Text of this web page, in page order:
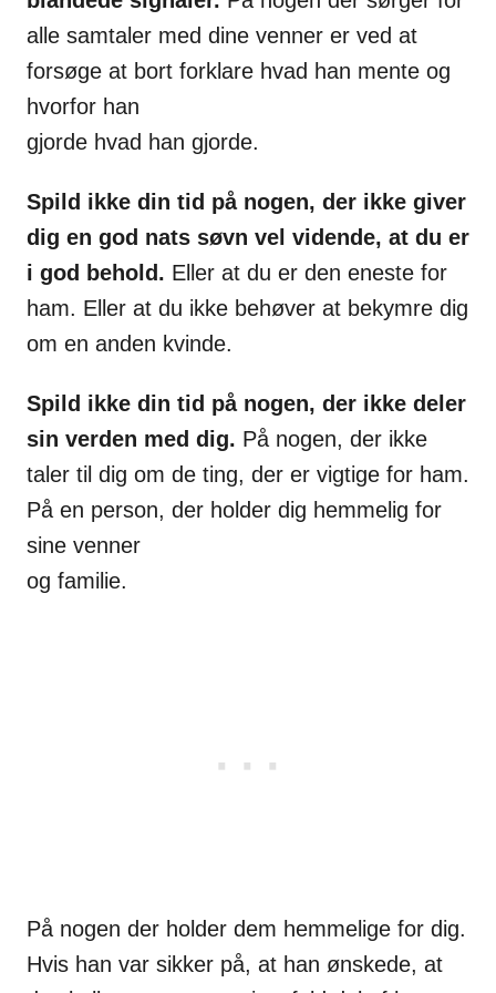
alle samtaler med dine venner er ved at
forsøge at bort forklare hvad han mente og
hvorfor han
gjorde hvad han gjorde.
Spild ikke din tid på nogen, der ikke giver
dig en god nats søvn vel vidende, at du er
i god behold. Eller at du er den eneste for
ham. Eller at du ikke behøver at bekymre dig
om en anden kvinde.
Spild ikke din tid på nogen, der ikke deler
sin verden med dig. På nogen, der ikke
taler til dig om de ting, der er vigtige for ham.
På en person, der holder dig hemmelig for
sine venner
og familie.
På nogen der holder dem hemmelige for dig.
Hvis han var sikker på, at han ønskede, at